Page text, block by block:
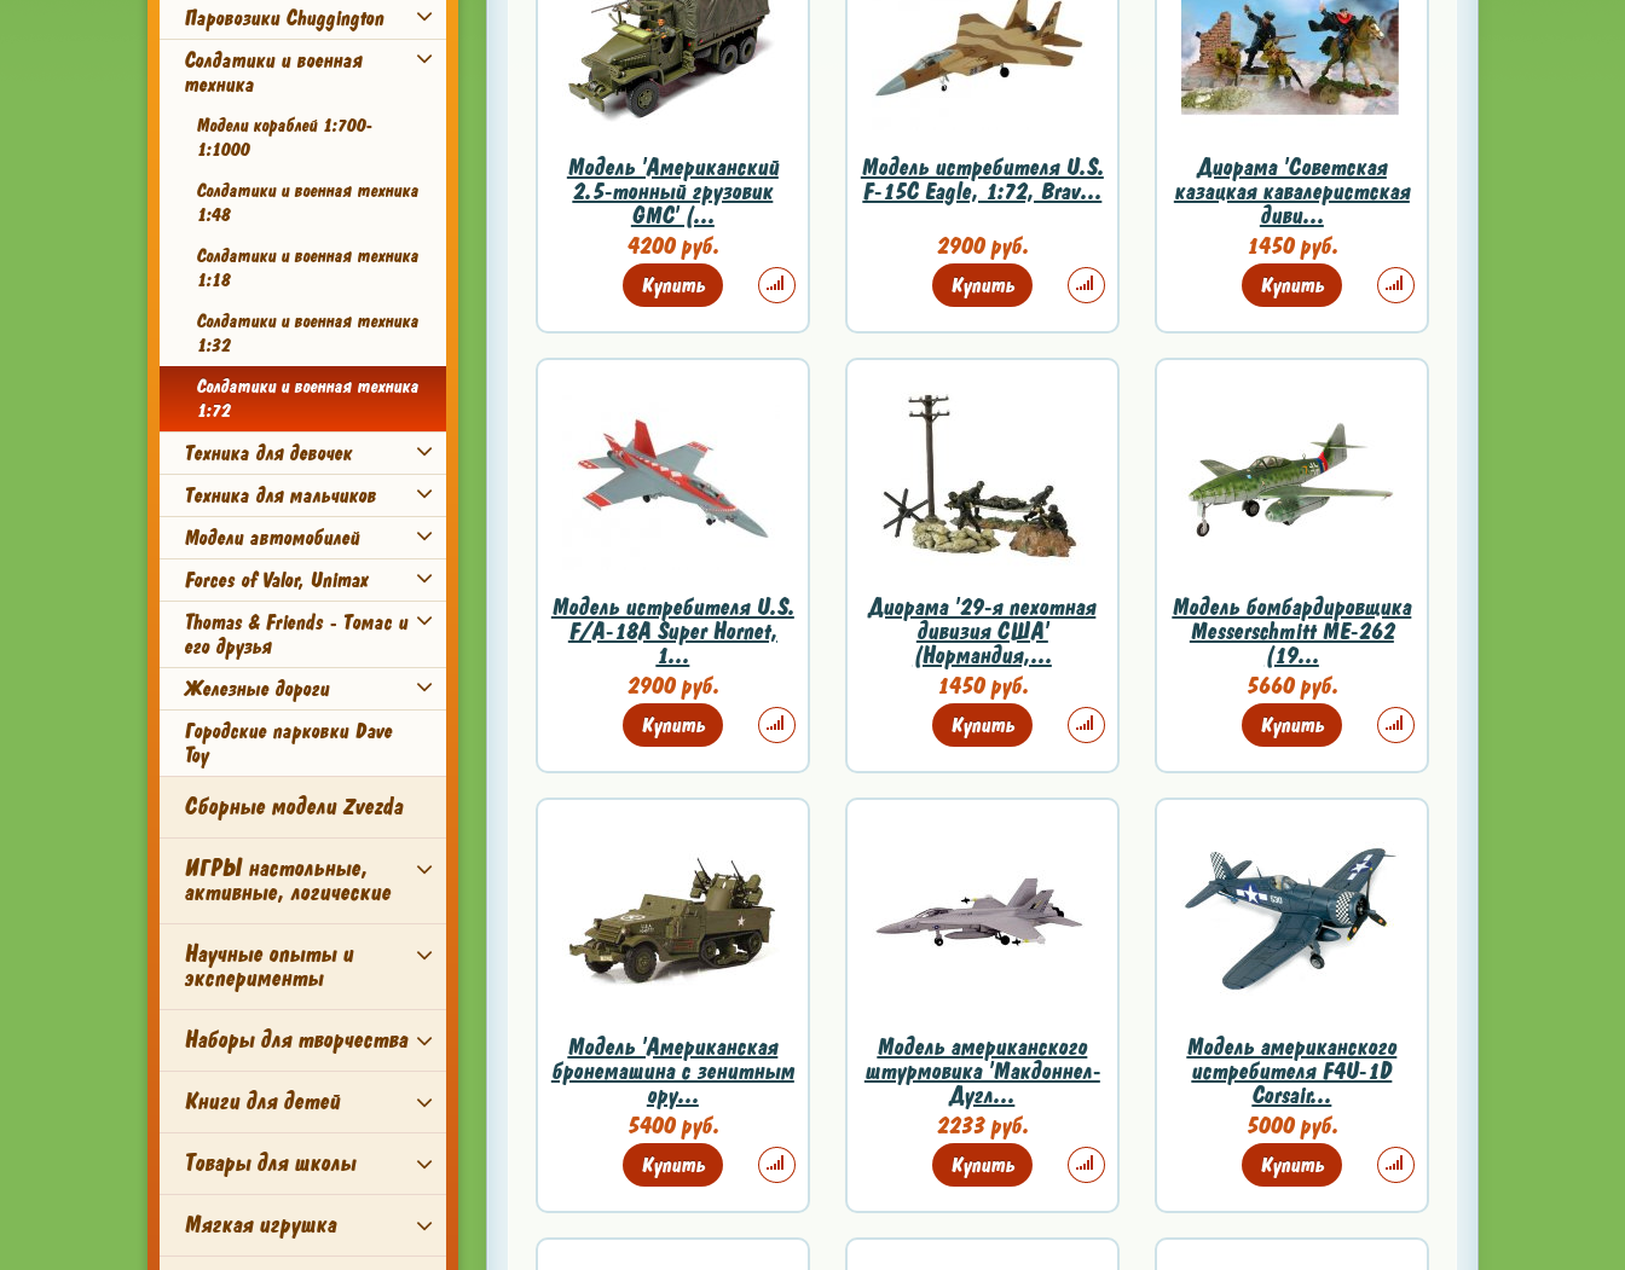
Паровозики Chuggington
Солдатики и военная
техника
Модели кораблей 1:700-
1:1000
Солдатики и военная техника
1:48
Солдатики и военная техника
1:18
Солдатики и военная техника
1:32
Солдатики и военная техника
1:72
Техника для девочек
Техника для мальчиков
Модели автомобилей
Forces of Valor, Unimax
Thomas & Friends - Томас и
его друзья
Железные дороги
Городские парковки Dave
Toy
Сборные модели Zvezda
ИГРЫ настольные,
активные, логические
Научные опыты и
эксперименты
Наборы для творчества
Книги для детей
Товары для школы
Мягкая игрушка
Модель 'Американский
2.5-тонный грузовик
GMC' (...
4200 руб.
Купить
Модель истребителя U.S.
F-15C Eagle, 1:72, Brav...
2900 руб.
Купить
Диорама 'Советская
казацкая кавалеристская
диви...
1450 руб.
Купить
Модель истребителя U.S.
F/А-18А Super Hornet,
1...
2900 руб.
Купить
Диорама '29-я пехотная
дивизия США'
(Нормандия,...
1450 руб.
Купить
Модель бомбардировщика
Messerschmitt ME-262
(19...
5660 руб.
Купить
Модель 'Американская
бронемашина с зенитным
ору...
5400 руб.
Купить
Модель американского
штурмовика 'Макдоннел-
Дугл...
2233 руб.
Купить
Модель американского
истребителя F4U-1D
Corsair...
5000 руб.
Купить